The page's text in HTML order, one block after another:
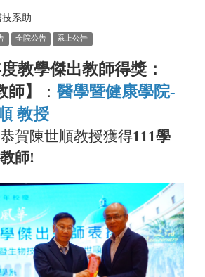
技系助
全院公告 系上公告
教學傑出教師得獎：
師】
： 醫學暨健康學院-
教授
賀陳世順教授獲得111學
師!